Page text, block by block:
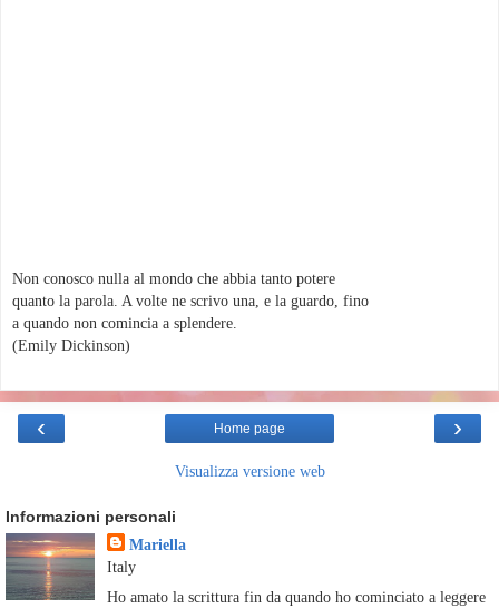
Non conosco nulla al mondo che abbia tanto potere
quanto la parola. A volte ne scrivo una, e la guardo, fino
a quando non comincia a splendere.
(Emily Dickinson)
‹ ›
Home page
Visualizza versione web
Informazioni personali
Mariella
Italy
Ho amato la scrittura fin da quando ho cominciato a leggere